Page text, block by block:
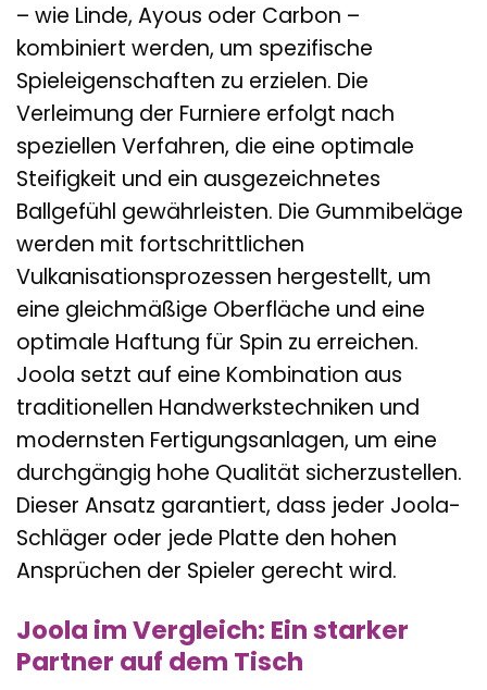
– wie Linde, Ayous oder Carbon –
kombiniert werden, um spezifische
Spieleigenschaften zu erzielen. Die
Verleimung der Furniere erfolgt nach
speziellen Verfahren, die eine optimale
Steifigkeit und ein ausgezeichnetes
Ballgefühl gewährleisten. Die Gummibeläge
werden mit fortschrittlichen
Vulkanisationsprozessen hergestellt, um
eine gleichmäßige Oberfläche und eine
optimale Haftung für Spin zu erreichen.
Joola setzt auf eine Kombination aus
traditionellen Handwerkstechniken und
modernsten Fertigungsanlagen, um eine
durchgängig hohe Qualität sicherzustellen.
Dieser Ansatz garantiert, dass jeder Joola-
Schläger oder jede Platte den hohen
Ansprüchen der Spieler gerecht wird.
Joola im Vergleich: Ein starker
Partner auf dem Tisch